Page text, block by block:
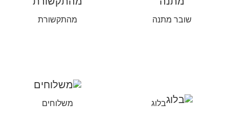
שובר מתנה מהתקשורת
בלוג משלוחים